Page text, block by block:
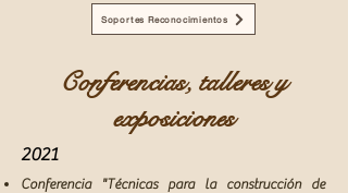
Soportes Reconocimientos
Conferencias, talleres y
exposiciones
2021
Conferencia "Técnicas para la construcción de